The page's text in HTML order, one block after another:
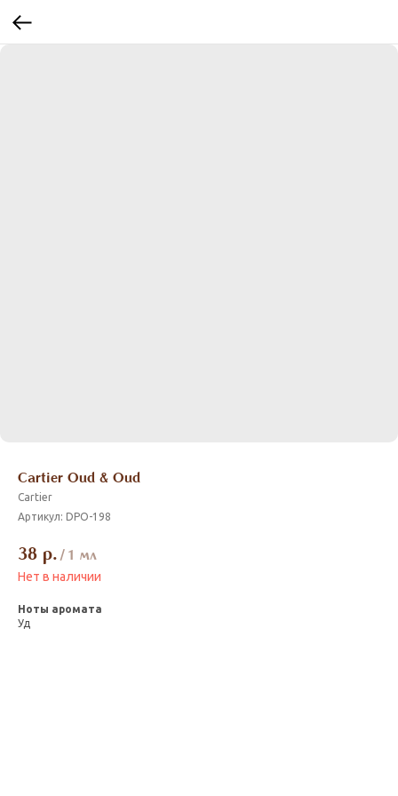
Cartier Oud & Oud
Cartier
Артикул: DPO-198
38 р. / 1 мл
Нет в наличии
Ноты аромата
Уд